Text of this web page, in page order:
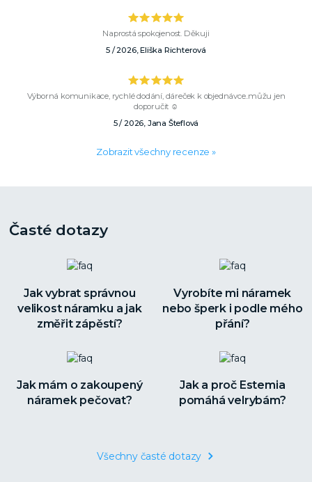
Naprostá spokojenost. Děkuji
5 / 2026, Eliška Richterová
Výborná komunikace, rychlé dodání, dáreček k objednávce..můžu jen
doporučit ☺️
5 / 2026, Jana Šteflová
Zobrazit všechny recenze »
Časté dotazy
Jak vybrat správnou
velikost náramku a jak
změřit zápěstí?
Vyrobíte mi náramek
nebo šperk i podle mého
přání?
Jak mám o zakoupený
náramek pečovat?
Jak a proč Estemia
pomáhá velrybám?
Všechny časté dotazy